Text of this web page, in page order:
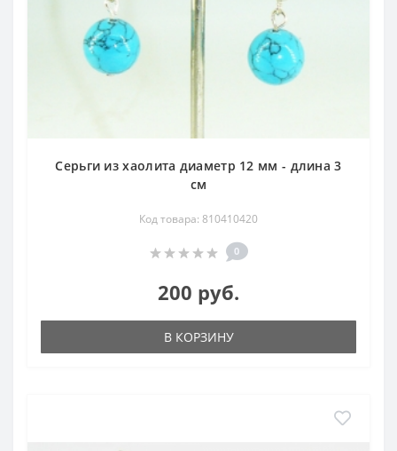
Серьги из хаолита диаметр 12 мм - длина 3
см
Код товара: 810410420
0
200 руб.
В КОРЗИНУ